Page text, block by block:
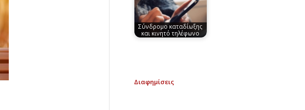
Σύνδρομο καταδίωξης
και κινητό τηλέφωνο
Διαφημίσεις